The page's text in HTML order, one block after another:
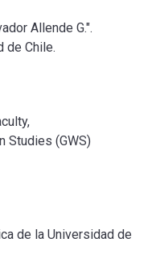
Allende G.".
de Chile.
Studies (GWS)
de la Universidad de